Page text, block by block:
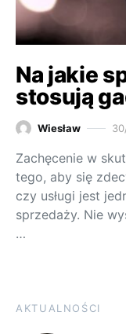
Na jakie
stosują
Wiesław
Zachęcenie w
tego, aby się
czy usługi jest
sprzedaży. Nie
…
AKTUALNOŚCI